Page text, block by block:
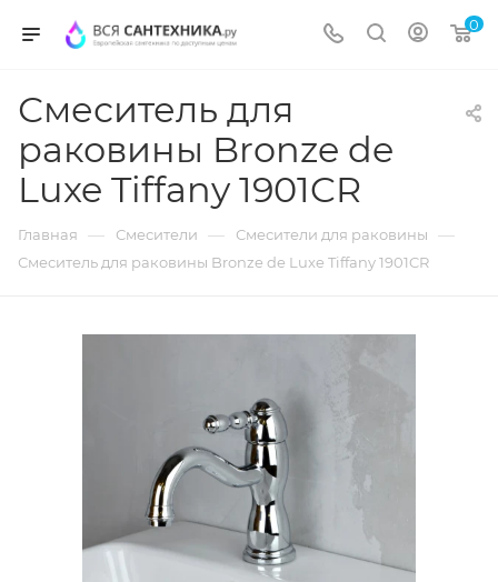
0
Смеситель для
раковины Bronze de
Luxe Tiffany 1901CR
Главная — Смесители — Смесители для раковины —
Смеситель для раковины Bronze de Luxe Tiffany 1901CR